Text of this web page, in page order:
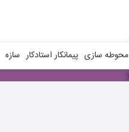
محوطه سازی پیمانکار استادکار سازه